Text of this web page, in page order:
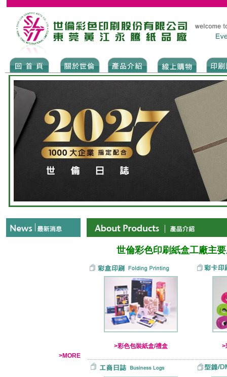
>MORE
世倫彩色印刷紙盒工廠主
>彩色包裝紙盒/禮盒 >